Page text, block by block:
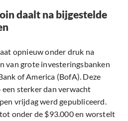
daalt na bijgestelde
opnieuw onder druk na
van grote investeringsbanken
of America (BofA). Deze
sterker dan verwacht
vrijdag werd gepubliceerd.
onder de $93.000 en worstelt